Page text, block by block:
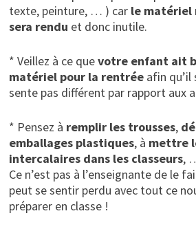
texte, peinture, … ) carle matériel
sera rendu et donc inutile.
* Veillez à ce quevotre enfant ait
matériel pour la rentréeafin qu’il
sente pas différent par rapport aux
* Pensez à remplir les trousses,
emballages plastiques, à mettre
intercalaires dans les classeurs,
Ce n’est pas à l’enseignante de le
peut se sentir perdu avec tout ce
préparer en classe !